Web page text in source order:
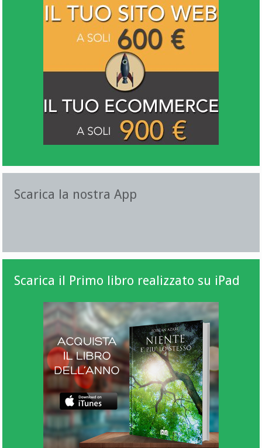
Scarica la nostra App
Scarica il Primo libro realizzato su iPad